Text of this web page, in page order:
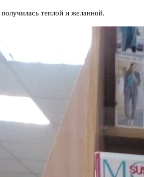
получилась теплой и желанной.